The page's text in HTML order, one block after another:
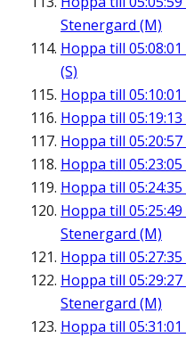
Stenergard (M)
Hoppa till 05:08:01
(S)
Hoppa till 05:10:01
Hoppa till 05:19:13
Hoppa till 05:20:57
Hoppa till 05:23:05
Hoppa till 05:24:35
Hoppa till 05:25:49
Stenergard (M)
Hoppa till 05:27:35
Hoppa till 05:29:27
Stenergard (M)
Hoppa till 05:31:01